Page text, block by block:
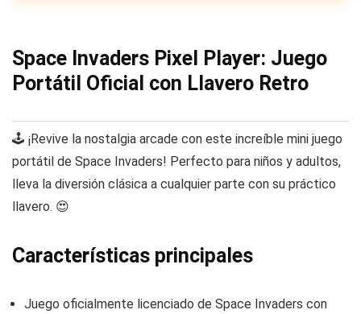
Space Invaders Pixel Player: Juego
Portátil Oficial con Llavero Retro
🕹️ ¡Revive la nostalgia arcade con este increíble mini juego
portátil de Space Invaders! Perfecto para niños y adultos,
lleva la diversión clásica a cualquier parte con su práctico
llavero. 😍
Características principales
Juego oficialmente licenciado de Space Invaders con